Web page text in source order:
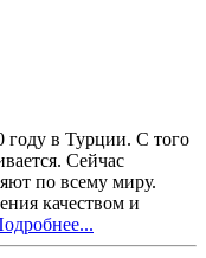
году в Турции. С того
Сейчас
по всему миру.
качеством и